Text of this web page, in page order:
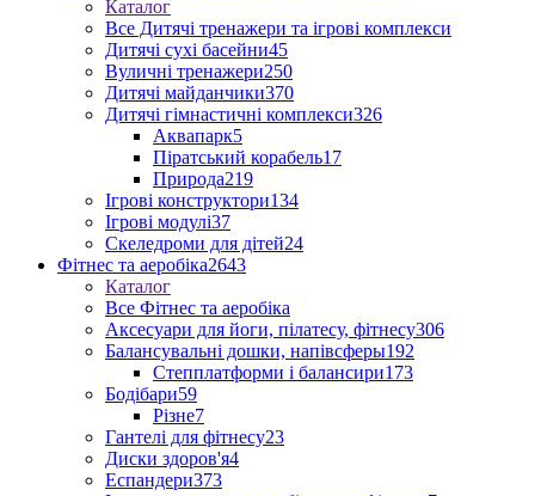
Каталог
Все Дитячі тренажери та ігрові комплекси
Дитячі сухі басейни45
Вуличні тренажери250
Дитячі майданчики370
Дитячі гімнастичні комплекси326
Аквапарк5
Піратський корабель17
Природа219
Ігрові конструктори134
Ігрові модулі37
Скеледроми для дітей24
Фітнес та аеробіка2643
Каталог
Все Фітнес та аеробіка
Аксесуари для йоги, пілатесу, фітнесу306
Балансувальні дошки, напівсферы192
Степплатформи і балансири173
Бодібари59
Різне7
Гантелі для фітнесу23
Диски здоров'я4
Еспандери373